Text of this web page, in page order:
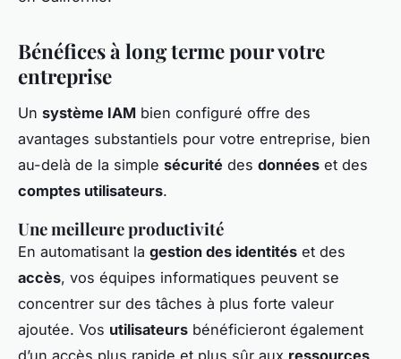
Bénéfices à long terme pour votre
entreprise
Un système IAM bien configuré offre des
avantages substantiels pour votre entreprise, bien
au-delà de la simple sécurité des données et des
comptes utilisateurs.
Une meilleure productivité
En automatisant la gestion des identités et des
accès, vos équipes informatiques peuvent se
concentrer sur des tâches à plus forte valeur
ajoutée. Vos utilisateurs bénéficieront également